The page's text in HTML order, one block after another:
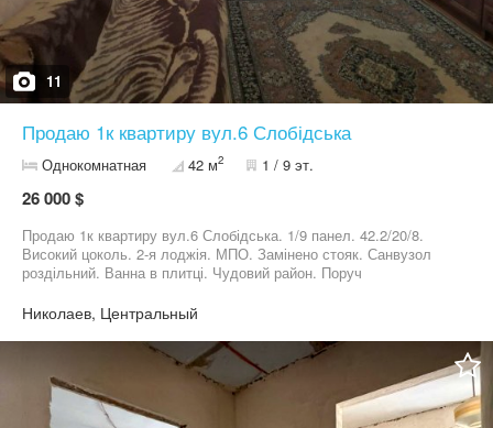
11
Продаю 1к квартиру вул.6 Слобідська
Однокомнатная 42 м2 1 / 9 эт.
26 000 $
Продаю 1к квартиру вул.6 Слобідська. 1/9 панел. 42.2/20/8.
Високий цоколь. 2-я лоджія. МПО. Замінено стояк. Санвузол
роздільний. Ванна в плитці. Чудовий район. Поруч
Николаев, Центральный